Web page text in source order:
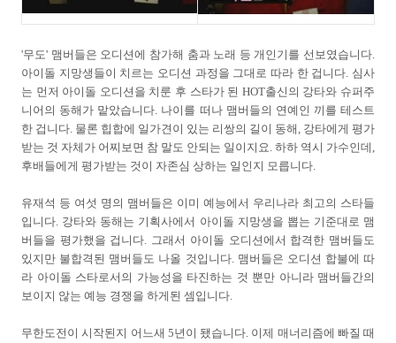
'무도' 맴버들은 오디션에 참가해 춤과 노래 등 개인기를 선보였습니다.
아이돌 지망생들이 치르는 오디션 과정을 그대로 따라 한 겁니다. 심사
는 먼저 아이돌 오디션을 치룬 후 스타가 된 HOT출신의 강타와 슈퍼주
니어의 동해가 맡았습니다. 나이를 떠나 맴버들의 연예인 끼를 테스트
한 겁니다. 물론 힙합에 일가견이 있는 리쌍의 길이 동해, 강타에게 평가
받는 것 자체가 어찌보면 참 말도 안되는 일이지요. 하하 역시 가수인데,
후배들에게 평가받는 것이 자존심 상하는 일인지 모릅니다.
유재석 등 여섯 명의 맴버들은 이미 예능에서 우리나라 최고의 스타들
입니다. 강타와 동해는 기획사에서 아이돌 지망생을 뽑는 기준대로 맴
버들을 평가했을 겁니다. 그래서 아이돌 오디션에서 합격한 맴버들도
있지만 불합격된 맴버들도 나올 것입니다. 맴버들은 오디션 합불에 따
라 아이돌 스타로서의 가능성을 타진하는 것 뿐만 아니라 맴버들간의
보이지 않는 예능 경쟁을 하게된 셈입니다.
무한도전이 시작된지 어느새 5년이 됐습니다. 이제 매너리즘에 빠질 때